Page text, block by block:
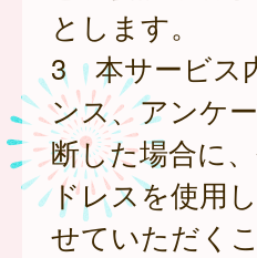
とします。
3 本サービス
ンス、アンケ
断した場合に
ドレスを使用
せていただく